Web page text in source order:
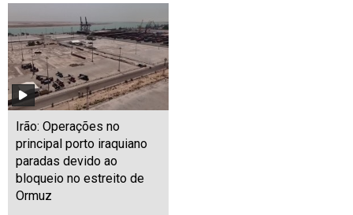
Irão: Operações no
principal porto iraquiano
paradas devido ao
bloqueio no estreito de
Ormuz